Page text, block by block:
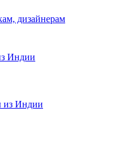
дизайнерам
из Индии